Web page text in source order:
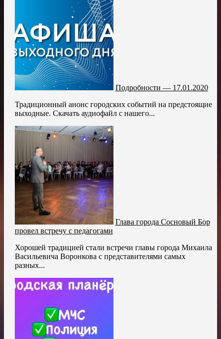
Подробности — 17.01.2020
Традиционный анонс городских событий на предстоящие
выходные. Скачать аудиофайл с нашего...
Глава города Сосновый Бор
провел встречу с педагогами
Хорошей традицией стали встречи главы города Михаила
Васильевича Воронкова с представителями самых
разных...